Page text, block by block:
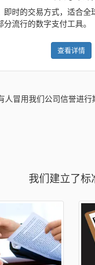
即时的交易方式，适合全
流行的数字支付工具。
查看详情
人冒用我们公司信誉进
我们建立了标